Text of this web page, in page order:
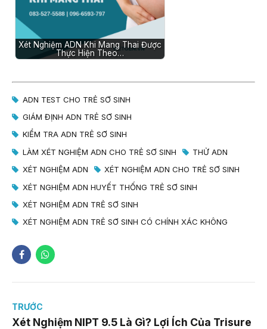
Xét Nghiệm ADN Khi Mang Thai Được
Thực Hiện Theo…
ADN TEST CHO TRẺ SƠ SINH
GIÁM ĐỊNH ADN TRẺ SƠ SINH
KIỂM TRA ADN TRẺ SƠ SINH
LÀM XÉT NGHIỆM ADN CHO TRẺ SƠ SINH
THỬ ADN
XÉT NGHIỆM ADN
XÉT NGHIỆM ADN CHO TRẺ SƠ SINH
XÉT NGHIỆM ADN HUYẾT THỐNG TRẺ SƠ SINH
XÉT NGHIỆM ADN TRẺ SƠ SINH
XÉT NGHIỆM ADN TRẺ SƠ SINH CÓ CHÍNH XÁC KHÔNG
TRƯỚC
Xét Nghiệm NIPT 9.5 Là Gì? Lợi Ích Của Trisure